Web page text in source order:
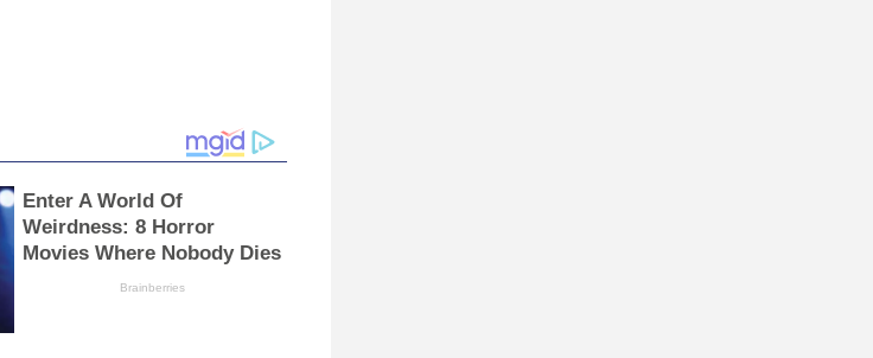
Enter A World Of
Weirdness: 8 Horror
Movies Where Nobody Dies
Brainberries